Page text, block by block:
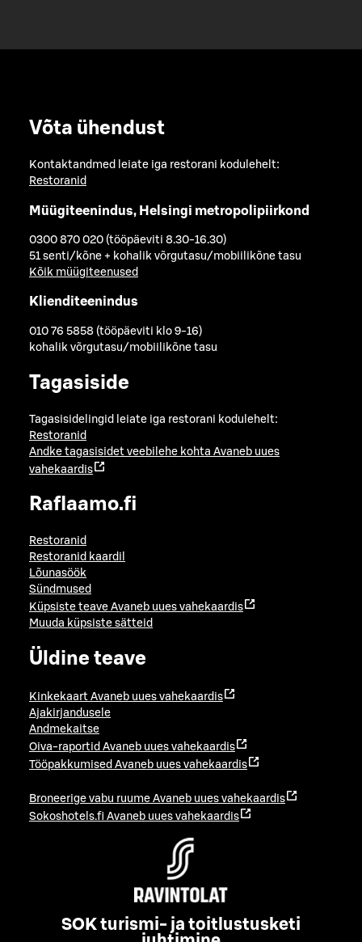
Võta ühendust
Kontaktandmed leiate iga restorani kodulehelt:
Restoranid
Müügiteenindus, Helsingi metropolipiirkond
0300 870 020 (tööpäeviti 8.30-16.30)
51 senti/kõne + kohalik võrgutasu/mobiilikõne tasu
Kõik müügiteenused
Klienditeenindus
010 76 5858 (tööpäeviti klo 9-16)
kohalik võrgutasu/mobiilikõne tasu
Tagasiside
Tagasisidelingid leiate iga restorani kodulehelt:
Restoranid
Andke tagasisidet veebilehe kohta Avaneb uues
vahekaardis
Raflaamo.fi
Restoranid
Restoranid kaardil
Lõunasöök
Sündmused
Küpsiste teave Avaneb uues vahekaardis
Muuda küpsiste sätteid
Üldine teave
Kinkekaart Avaneb uues vahekaardis
Ajakirjandusele
Andmekaitse
Oiva-raportid Avaneb uues vahekaardis
Tööpakkumised Avaneb uues vahekaardis
Broneerige vabu ruume Avaneb uues vahekaardis
Sokoshotels.fi Avaneb uues vahekaardis
SOK turismi- ja toitlustusketi